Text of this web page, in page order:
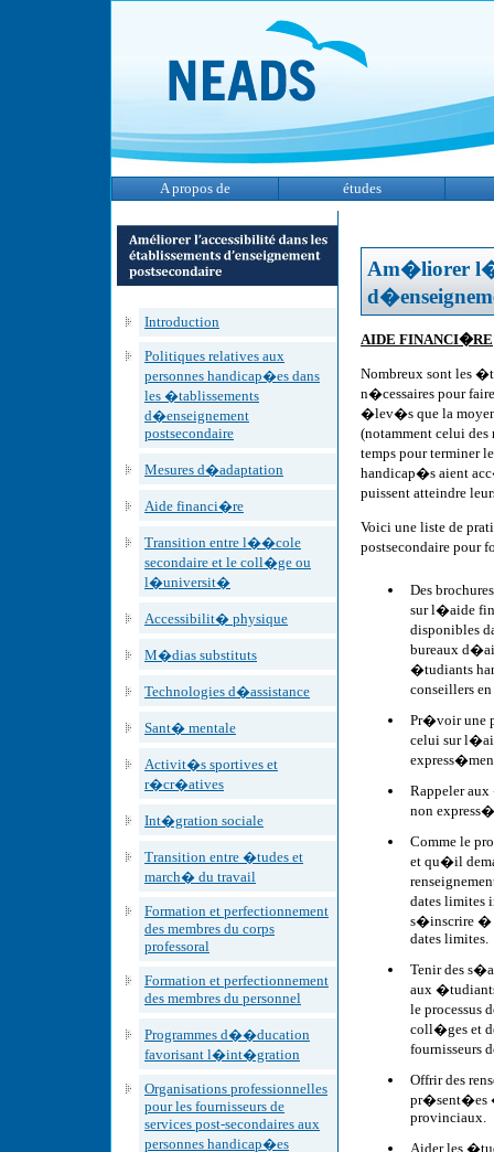
A propos de études
Introduction
Politiques relatives aux
personnes handicap�es dans
les �tablissements
d�enseignement
postsecondaire
Mesures d�adaptation
Aide financi�re
Transition entre l��cole
secondaire et le coll�ge ou
l�universit�
Accessibilit� physique
M�dias substituts
Technologies d�assistance
Sant� mentale
Activit�s sportives et
r�cr�atives
Int�gration sociale
Transition entre �tudes et
march� du travail
Formation et perfectionnement
des membres du corps
professoral
Formation et perfectionnement
des membres du personnel
Programmes d��ducation
favorisant l�int�gration
Organisations professionnelles
pour les fournisseurs de
services post-secondaires aux
personnes handicap�es
Am�liorer
AIDE FINANCI�RE
Nombreux sont les
n�cessaires pour
�lev�s que la
(notamment celui
temps pour terminer
handicap�s aient
puissent atteindre
Voici une liste de
postsecondaire
Des
sur l�aide
disponibles
bureaux
�tudiants
conseillers
Pr�voir une
celui sur
Rappeler
non
Comme le
et qu�il
dates limites
s�inscrire �
dates limites.
Tenir des
aux
le processus
coll�ges et
fournisseurs
Offrir des
pr�sent�es
provinciaux.
Aider les